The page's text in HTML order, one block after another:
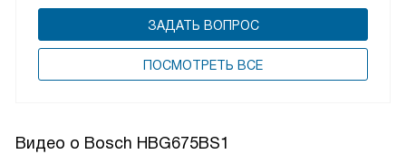
ЗАДАТЬ ВОПРОС
ПОCМОТРЕТЬ ВСЕ
Видео о Bosch HBG675BS1